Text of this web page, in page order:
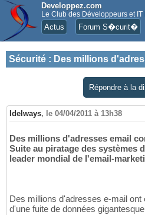
Developpez.com
Le Club des Développeurs et IT
Actus Forum S�curit�
Sécurité : Des millions
Répondre à la
Idelways, le 04/04/2011 à 13h38
Des millions d'adresses email
Suite au piratage des systèmes
leader mondial de l'email-
Des millions d'adresses e-mail
d'une fuite de données